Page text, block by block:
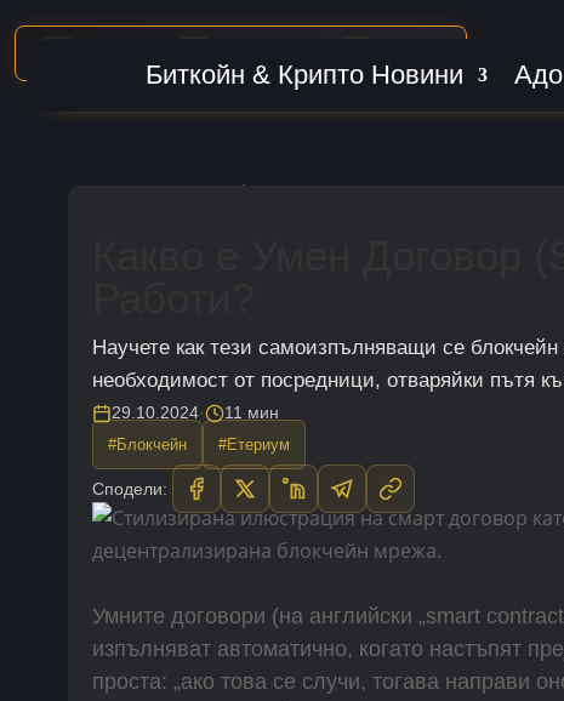
Биткойн & Крипто Новини
|
Научете как тези самоизпълняващи се
необходимост от посредници, отваряйки пътя
29.10.2024· 11 мин
#Блокчейн #Етериум
Сподели:
Умните договори (на английски „smart
изпълняват автоматично, когато настъпят
проста: „ако това се случи, тогава направи